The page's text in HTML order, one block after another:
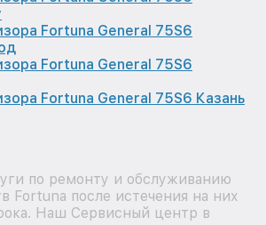
Fortuna General 75S6
Fortuna General 75S6
Fortuna General 75S6 Казань
по ремонту и обслуживанию
Fortuna после истечения на них
Наш Сервисный центр в